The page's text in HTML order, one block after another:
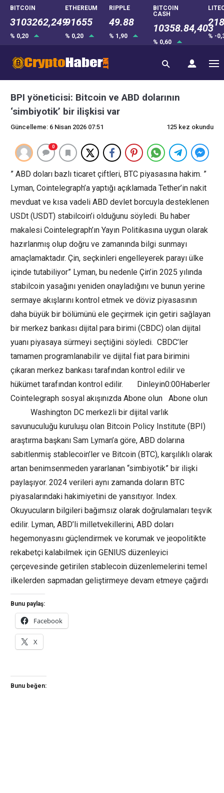
BITCOIN
3103262,249
% 0,20
ETHEREUM
91655
% 0,20
RIPPLE
49.88
% 1,90
BITCOIN
CASH
10358.84,403
% 0,60
% -
BPI yöneticisi: Bitcoin ve ABD dolarının
‘simbiyotik’ bir ilişkisi var
Güncelleme: 6 Nisan 2026 07:51 125 kez okundu
0
” ABD doları bazlı ticaret çiftleri, BTC piyasasına hakim. ”
Lyman, Cointelegraph’a yaptığı açıklamada Tether’in nakit
mevduat ve kısa vadeli ABD devlet borcuyla desteklenen
USDt (USDT) stabilcoin’i olduğunu söyledi. Bu haber
makalesi Cointelegraph’ın Yayın Politikasına uygun olarak
hazırlanmış olup doğru ve zamanında bilgi sunmayı
amaçlamaktadır. Çin, seçkinleri engelleyerek parayı ülke
içinde tutabiliyor” Lyman, bu nedenle Çin’in 2025 yılında
stabilcoin yasağını yeniden onayladığını ve bunun yerine
sermaye akışlarını kontrol etmek ve döviz piyasasının
daha büyük bir bölümünü ele geçirmek için getiri sağlayan
bir merkez bankası dijital para birimi (CBDC) olan dijital
yuanı piyasaya sürmeyi seçtiğini söyledi. CBDC’ler
tamamen programlanabilir ve dijital fiat para birimini
çıkaran merkez bankası tarafından kontrol edilir ve
hükümet tarafından kontrol edilir. Dinleyin0:00Haberler
Cointelegraph sosyal akışınızda Abone olun Abone olun
Washington DC merkezli bir dijital varlık
savunuculuğu kuruluşu olan Bitcoin Policy Institute (BPI)
araştırma başkanı Sam Lyman’a göre, ABD dolarına
sabitlenmiş stablecoin’ler ve Bitcoin (BTC), karşılıklı olarak
artan benimsenmeden yararlanan “simbiyotik” bir ilişki
paylaşıyor. 2024 verileri aynı zamanda doların BTC
piyasalarındaki hakimiyetini de yansıtıyor. Index.
Okuyucuların bilgileri bağımsız olarak doğrulamaları teşvik
edilir. Lyman, ABD’li milletvekillerini, ABD doları
hegemonyasını güçlendirmek ve korumak ve jeopolitikte
rekabetçi kalabilmek için GENIUS düzenleyici
çerçevesinde getirilen stablecoin düzenlemelerini temel
ilkelerden sapmadan geliştirmeye devam etmeye çağırdı
Bunu paylaş:
Facebook
X
Bunu beğen: